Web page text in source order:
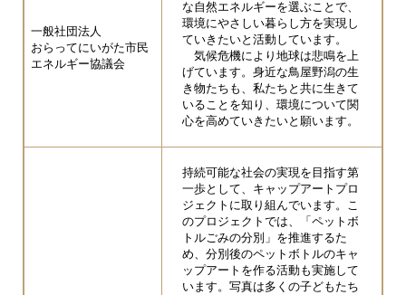
一般社団法人
おらってにいがた市民
エネルギー協議会
な自然エネルギーを選ぶことで、
環境にやさしい暮らし方を実現し
ていきたいと活動しています。
気候危機により地球は悲鳴を上
げています。身近な鳥屋野潟の生
き物たちも、私たちと共に生きて
いることを知り、環境について関
心を高めていきたいと願います。
持続可能な社会の実現を目指す第
一歩として、キャップアートプロ
ジェクトに取り組んでいます。こ
のプロジェクトでは、「ペットボ
トルごみの分別」を推進するた
め、分別後のペットボトルのキャ
ップアートを作る活動も実施して
います。写真は多くの子どもたち